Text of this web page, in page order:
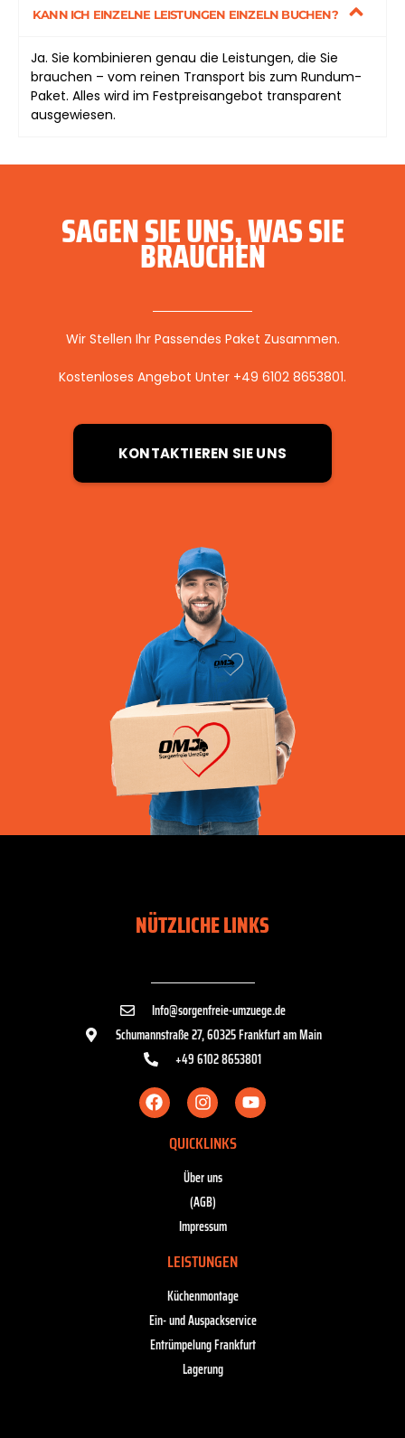
KANN ICH EINZELNE LEISTUNGEN EINZELN BUCHEN?
Ja. Sie kombinieren genau die Leistungen, die Sie
brauchen – vom reinen Transport bis zum Rundum-
Paket. Alles wird im Festpreisangebot transparent
ausgewiesen.
SAGEN SIE UNS, WAS SIE
BRAUCHEN
Wir Stellen Ihr Passendes Paket Zusammen.
Kostenloses Angebot Unter +49 6102 8653801.
KONTAKTIEREN SIE UNS
NÜTZLICHE LINKS
Info@sorgenfreie-umzuege.de
Schumannstraße 27, 60325 Frankfurt am Main
+49 6102 8653801
QUICKLINKS
Über uns
(AGB)
Impressum
LEISTUNGEN
Küchenmontage
Ein- und Auspackservice
Entrümpelung Frankfurt
Lagerung